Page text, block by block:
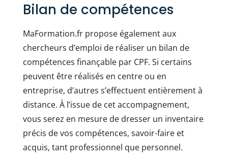
Bilan de compétences
MaFormation.fr propose également aux
chercheurs d’emploi de réaliser un bilan de
compétences finançable par CPF. Si certains
peuvent être réalisés en centre ou en
entreprise, d’autres s’effectuent entièrement à
distance. À l’issue de cet accompagnement,
vous serez en mesure de dresser un inventaire
précis de vos compétences, savoir-faire et
acquis, tant professionnel que personnel.